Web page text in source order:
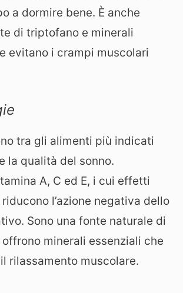
a dormire bene. È anche
di triptofano e minerali
evitano i crampi muscolari
tra gli alimenti più indicati
la qualità del sonno.
A, C ed E, i cui effetti
l’azione negativa dello
Sono una fonte naturale di
minerali essenziali che
rilassamento muscolare.